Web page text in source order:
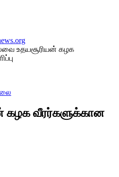
உதயசூரியன் கழக
கழக வீரர்களுக்கான